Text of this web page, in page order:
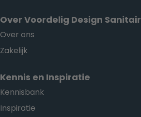
Over Voordelig Design Sanitair
Over ons
Zakelijk
Kennis en Inspiratie
Kennisbank
Inspiratie